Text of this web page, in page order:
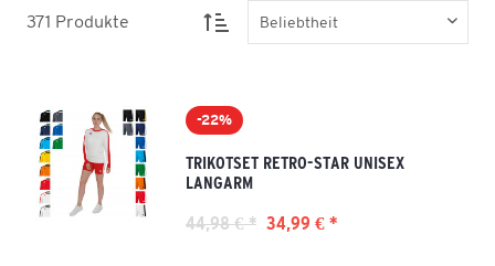
371 Produkte
-22%
TRIKOTSET RETRO-STAR UNISEX
LANGARM
44,98 € * 34,99 € *